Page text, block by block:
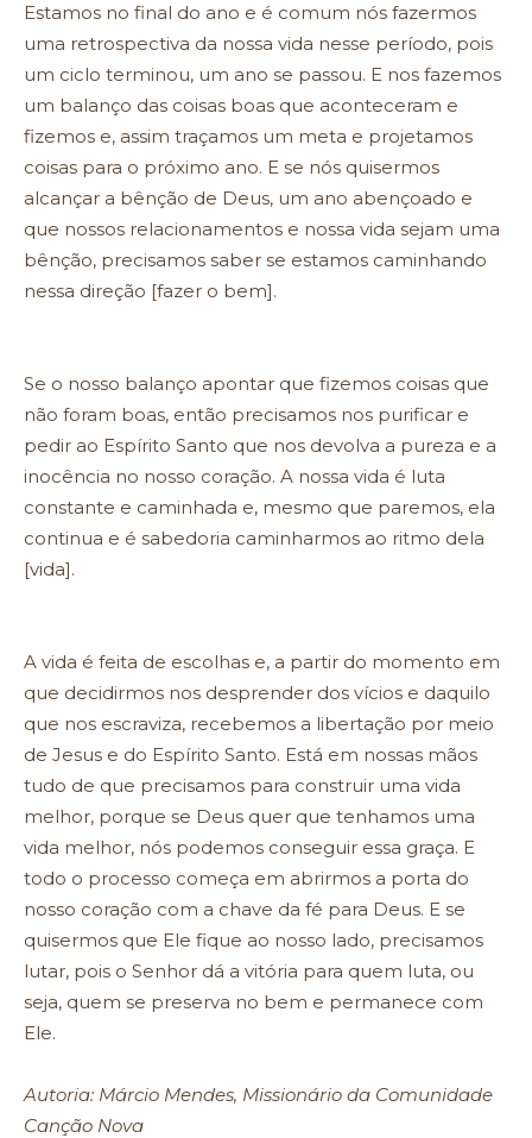
Estamos no final do ano e é comum nós fazermos
uma retrospectiva da nossa vida nesse período, pois
um ciclo terminou, um ano se passou. E nos fazemos
um balanço das coisas boas que aconteceram e
fizemos e, assim traçamos um meta e projetamos
coisas para o próximo ano. E se nós quisermos
alcançar a bênção de Deus, um ano abençoado e
que nossos relacionamentos e nossa vida sejam uma
bênção, precisamos saber se estamos caminhando
nessa direção [fazer o bem].
Se o nosso balanço apontar que fizemos coisas que
não foram boas, então precisamos nos purificar e
pedir ao Espírito Santo que nos devolva a pureza e a
inocência no nosso coração. A nossa vida é luta
constante e caminhada e, mesmo que paremos, ela
continua e é sabedoria caminharmos ao ritmo dela
[vida].
A vida é feita de escolhas e, a partir do momento em
que decidirmos nos desprender dos vícios e daquilo
que nos escraviza, recebemos a libertação por meio
de Jesus e do Espírito Santo. Está em nossas mãos
tudo de que precisamos para construir uma vida
melhor, porque se Deus quer que tenhamos uma
vida melhor, nós podemos conseguir essa graça. E
todo o processo começa em abrirmos a porta do
nosso coração com a chave da fé para Deus. E se
quisermos que Ele fique ao nosso lado, precisamos
lutar, pois o Senhor dá a vitória para quem luta, ou
seja, quem se preserva no bem e permanece com
Ele.
Autoria: Márcio Mendes, Missionário da Comunidade
Canção Nova